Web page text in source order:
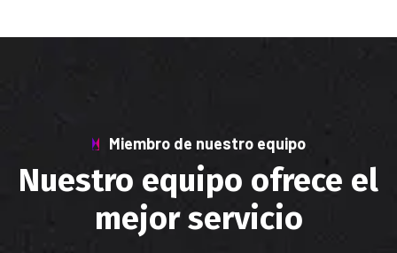
Miembro de nuestro equipo
Nuestro equipo ofrece el
mejor servicio